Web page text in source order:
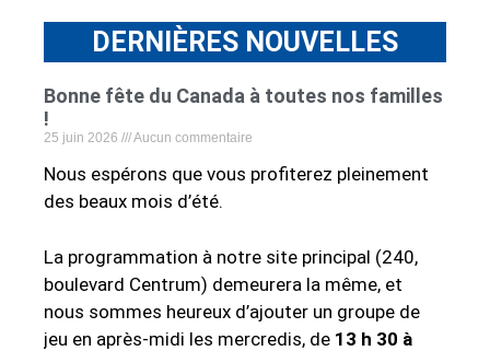
DERNIÈRES NOUVELLES
Bonne fête du Canada à toutes nos familles
!
25 juin 2026 Aucun commentaire
Nous espérons que vous profiterez pleinement
des beaux mois d’été.
La programmation à notre site principal (240,
boulevard Centrum) demeurera la même, et
nous sommes heureux d’ajouter un groupe de
jeu en après-midi les mercredis, de 13 h 30 à